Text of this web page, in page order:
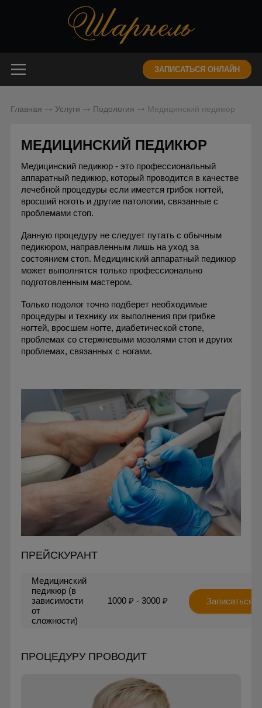
ЗАПИСАТЬСЯ ОНЛАЙН
Главная Услуги Подология Медицинский педикюр
МЕДИЦИНСКИЙ ПЕДИКЮР
Медицинский педикюр - это профессиональный
аппаратный педикюр, который проводится в качестве
лечебной процедуры если имеется грибок ногтей,
вросший ноготь и другие патологии, связанные с
проблемами стоп.
Данную процедуру не следует путать с обычным
педикюром, направленным лишь на уход за
состоянием стоп. Медицинский аппаратный педикюр
может выполнятся только профессионально
подготовленным мастером.
Только подолог точно подберет необходимые
процедуры и технику их выполнения при грибке
ногтей, вросшем ногте, диабетической стопе,
проблемах со стержневыми мозолями стоп и других
проблемах, связанных с ногами.
ПРЕЙСКУРАНТ
Медицинский
педикюр (в
зависимости
от
сложности)
1000 ₽ - 3000 ₽ Записаться
ПРОЦЕДУРУ ПРОВОДИТ